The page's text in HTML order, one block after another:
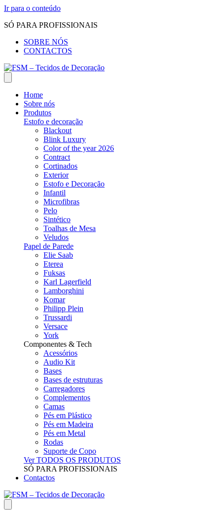
Ir para o conteúdo
SÓ PARA PROFISSIONAIS
SOBRE NÓS
CONTACTOS
Home
Sobre nós
Produtos
Estofo e decoração
Blackout
Blink Luxury
Color of the year 2026
Contract
Cortinados
Exterior
Estofo e Decoração
Infantil
Microfibras
Pelo
Sintético
Toalhas de Mesa
Veludos
Papel de Parede
Elie Saab
Eterea
Fuksas
Karl Lagerfield
Lamborghini
Komar
Philipp Plein
Trussardi
Versace
York
Componentes & Tech
Acessórios
Audio Kit
Bases
Bases de estruturas
Carregadores
Complementos
Camas
Pés em Plástico
Pés em Madeira
Pés em Metal
Rodas
Suporte de Copo
Ver TODOS OS PRODUTOS
SÓ PARA PROFISSIONAIS
Contactos